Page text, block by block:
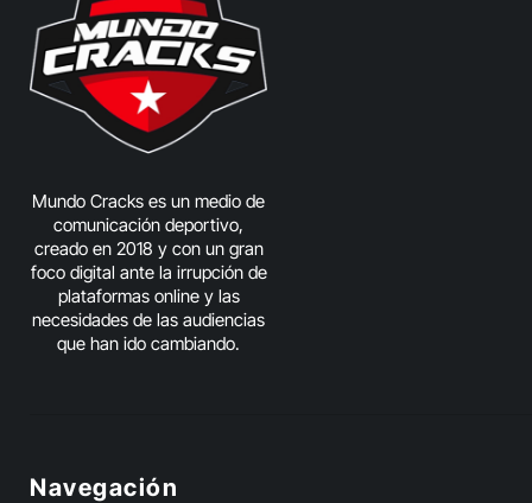
Mundo Cracks es un medio de
comunicación deportivo,
creado en 2018 y con un gran
foco digital ante la irrupción de
plataformas online y las
necesidades de las audiencias
que han ido cambiando.
Navegación